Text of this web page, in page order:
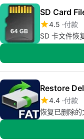
SD Card
4.5 付款
SD 卡文件恢
Restore
4.4 付款
恢复已删除的